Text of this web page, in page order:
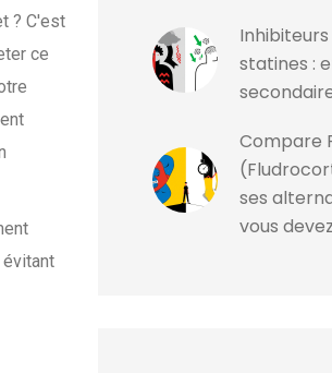
? C'est
ce
Inhibiteurs
statines :
Compare
ses
vous